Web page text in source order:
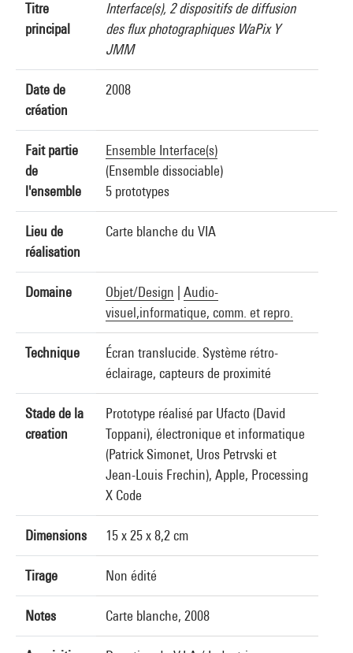
Titre
principal
Interface(s), 2 dispositifs de diffusion
des flux photographiques WaPix Y
JMM
Date de
création
2008
Fait partie
de
l'ensemble
Ensemble Interface(s)
(Ensemble dissociable)
5 prototypes
Lieu de
réalisation
Carte blanche du VIA
Domaine Objet/Design
Audio-
visuel,informatique, comm. et repro.
Technique
Écran translucide. Système rétro-
éclairage, capteurs de proximité
Stade de la
creation
Prototype réalisé par Ufacto (David
Toppani), électronique et informatique
(Patrick Simonet, Uros Petrvski et
Jean-Louis Frechin), Apple, Processing
X Code
Dimensions 15 x 25 x 8,2 cm
Tirage Non édité
Notes Carte blanche, 2008